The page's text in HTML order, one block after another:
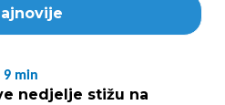
9 min
nedjelje stižu na